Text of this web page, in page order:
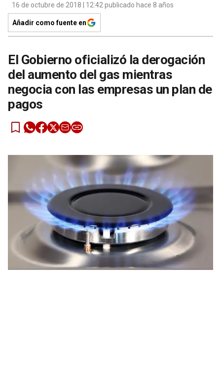
16 de octubre de 2018 | 12:42 publicado hace 8 años
Añadir como fuente en
El Gobierno oficializó la derogación
del aumento del gas mientras
negocia con las empresas un plan de
pagos